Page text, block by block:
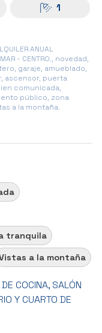
1
ANUAL
- CENTRO., novedad,
garaje, amueblado,
ascensor, puerta
comunicada,
público, zona
a la montaña.
tranquila
a la montaña
COCINA, SALÓN
Y CUARTO DE